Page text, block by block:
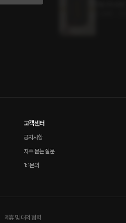
고객센터
공지사항
자주 묻는 질문
1:1문의
제휴 및 대외 협력